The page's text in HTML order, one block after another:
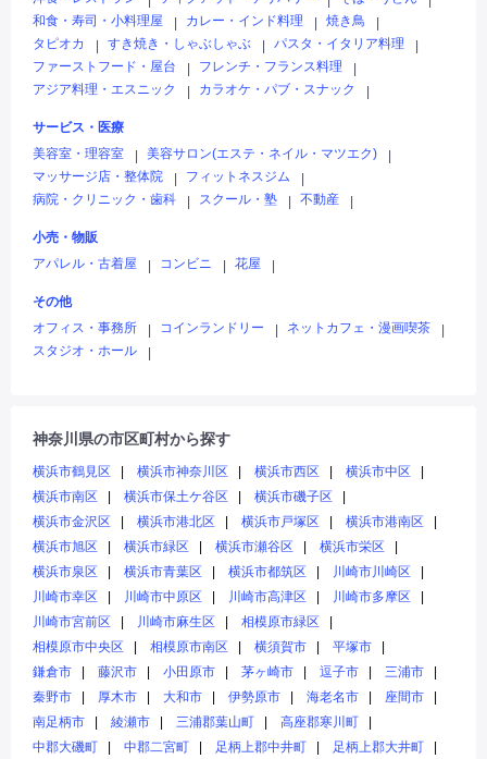
和食・寿司・小料理屋
カレー・インド料理 焼き鳥
タピオカ
すき焼き・しゃぶしゃぶ パスタ・イタリア料理
ファーストフード・屋台
フレンチ・フランス料理
アジア料理・エスニック
カラオケ・パブ・スナック
サービス・医療
美容室・理容室
美容サロン(エステ・ネイル・マツエク)
マッサージ店・整体院
フィットネスジム
病院・クリニック・歯科
スクール・塾 不動産
小売・物販
アパレル・古着屋
コンビニ 花屋
その他
オフィス・事務所
コインランドリー ネットカフェ・漫画喫茶
スタジオ・ホール
神奈川県の市区町村から探す
横浜市鶴見区 横浜市神奈川区 横浜市西区
横浜市中区
横浜市南区
横浜市保土ケ谷区
横浜市磯子区
横浜市金沢区
横浜市港北区 横浜市戸塚区
横浜市港南区
横浜市旭区
横浜市緑区 横浜市瀬谷区
横浜市栄区
横浜市泉区
横浜市青葉区 横浜市都筑区
川崎市川崎区
川崎市幸区
川崎市中原区 川崎市高津区
川崎市多摩区
川崎市宮前区
川崎市麻生区
相模原市緑区
相模原市中央区
相模原市南区 横須賀市
平塚市
鎌倉市
藤沢市 小田原市 茅ヶ崎市 逗子市
三浦市
秦野市
厚木市 大和市 伊勢原市 海老名市
座間市
南足柄市
綾瀬市 三浦郡葉山町
高座郡寒川町
中郡大磯町
中郡二宮町 足柄上郡中井町
足柄上郡大井町